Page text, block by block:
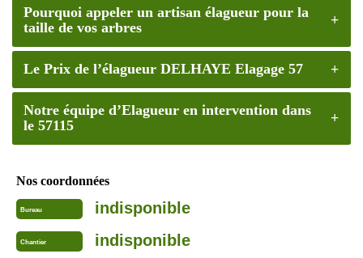
Pourquoi appeler un artisan élagueur pour la
taille de vos arbres
Le Prix de l’élagueur DELHAYE Elagage 57
Notre équipe d’Elagueur en intervention dans
le 57115
Nos coordonnées
Bureau indisponible
Chantier indisponible